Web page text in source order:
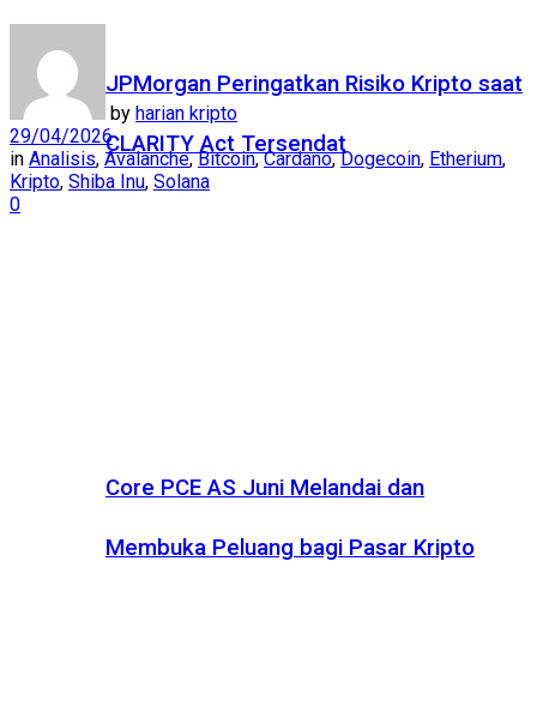
JPMorgan Peringatkan Risiko Kripto saat
CLARITY Act Tersendat
Core PCE AS Juni Melandai dan
Membuka Peluang bagi Pasar Kripto
by harian kripto
29/04/2026
in Analisis, Avalanche,Bitcoin,Cardano,Dogecoin, Etherium,
Kripto, Shiba Inu, Solana
0